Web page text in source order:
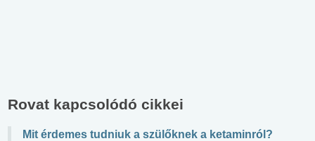
Rovat kapcsolódó cikkei
Mit érdemes tudniuk a szülőknek a ketaminról?